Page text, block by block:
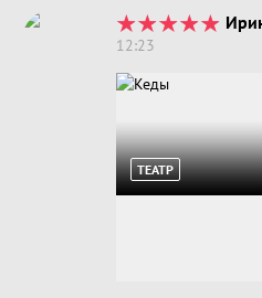
12:23
ТЕАТР